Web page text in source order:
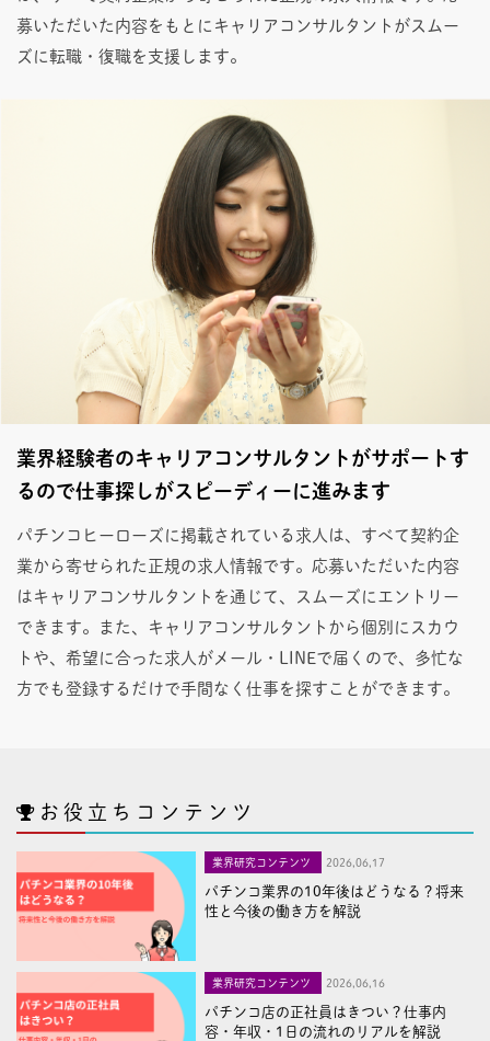
募いただいた内容をもとにキャリアコンサルタントがスムー
ズに転職・復職を支援します。
業界経験者のキャリアコンサルタントがサポートす
るので仕事探しがスピーディーに進みます
パチンコヒーローズに掲載されている求人は、すべて契約企
業から寄せられた正規の求人情報です。応募いただいた内容
はキャリアコンサルタントを通じて、スムーズにエントリー
できます。また、キャリアコンサルタントから個別にスカウ
トや、希望に合った求人がメール・LINEで届くので、多忙な
方でも登録するだけで手間なく仕事を探すことができます。
お役立ちコンテンツ
業界研究コンテンツ 2026,06,17
パチンコ業界の10年後はどうなる？将来
性と今後の働き方を解説
業界研究コンテンツ 2026,06,16
パチンコ店の正社員はきつい？仕事内
容・年収・1日の流れのリアルを解説